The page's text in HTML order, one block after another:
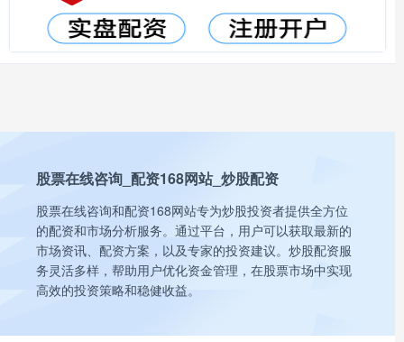
股票在线咨询_配资168网站_炒股配资
股票在线咨询和配资168网站专为炒股投资者提供全方位
的配资和市场分析服务。通过平台，用户可以获取最新的
市场资讯、配资方案，以及专家的投资建议。炒股配资服
务灵活多样，帮助用户优化资金管理，在股票市场中实现
高效的投资策略和稳健收益。